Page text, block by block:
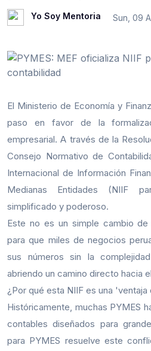
Yo Soy Mentoria Sun, 09
El Ministerio de Economía y
paso en favor de la
empresarial. A través de la
Consejo Normativo de
Internacional de Información
Medianas Entidades (NIIF
simplificado y poderoso.
Este no es un simple cambio
para que miles de negocios
sus números sin la
abriendo un camino directo hacia
¿Por qué esta NIIF es una
Históricamente, muchas PYMES
contables diseñados para
para PYMES resuelve este